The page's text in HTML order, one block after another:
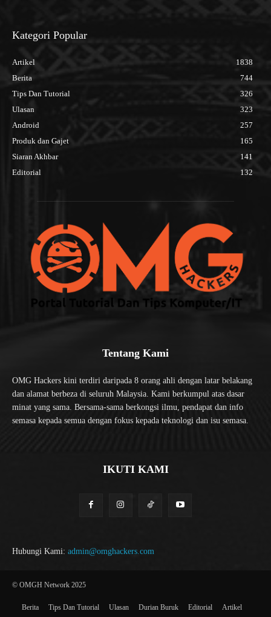
Kategori Popular
Artikel
1838
Berita
744
Tips Dan Tutorial
326
Ulasan
323
Android
257
Produk dan Gajet
165
Siaran Akhbar
141
Editorial
132
Tentang Kami
OMG Hackers kini terdiri daripada 8 orang ahli dengan latar belakang
dan alamat berbeza di seluruh Malaysia. Kami berkumpul atas dasar
minat yang sama. Bersama-sama berkongsi ilmu, pendapat dan info
semasa kepada semua dengan fokus kepada teknologi dan isu semasa.
IKUTI KAMI
Hubungi Kami: admin@omghackers.com
© OMGH Network 2025
Berita Tips Dan Tutorial Ulasan Durian Buruk Editorial
Artikel